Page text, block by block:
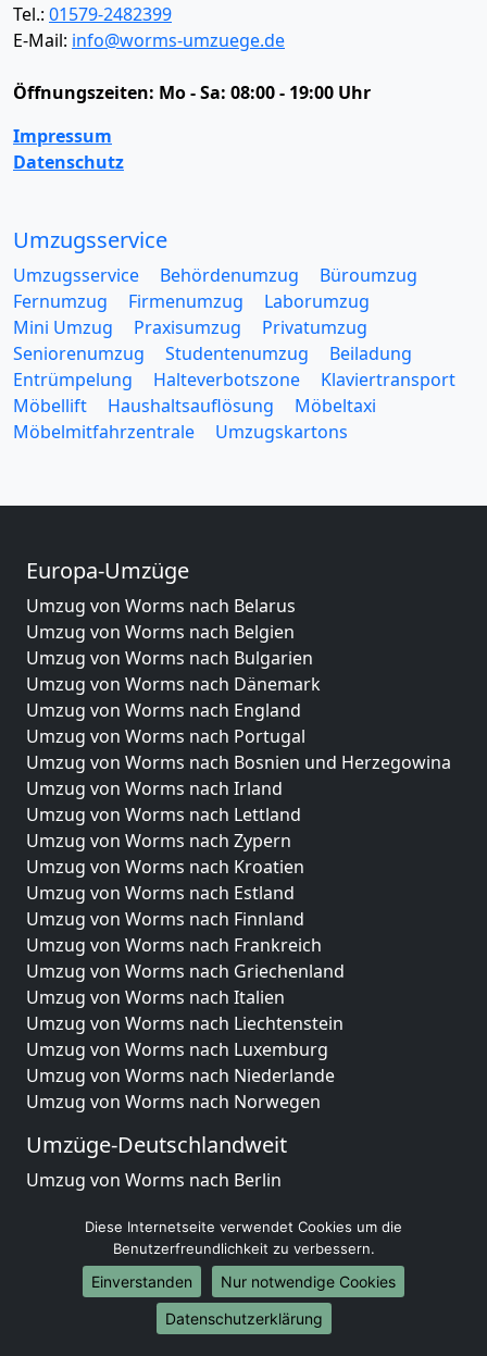
Tel.: 01579-2482399
E-Mail: info@worms-umzuege.de
Öffnungszeiten: Mo - Sa: 08:00 - 19:00 Uhr
Impressum
Datenschutz
Umzugsservice
Umzugsservice Behördenumzug
Büroumzug
Fernumzug
Firmenumzug
Laborumzug
Mini Umzug
Praxisumzug
Privatumzug
Seniorenumzug
Studentenumzug
Beiladung
Entrümpelung
Halteverbotszone
Klaviertransport
Möbellift
Haushaltsauflösung
Möbeltaxi
Möbelmitfahrzentrale
Umzugskartons
Europa-Umzüge
Umzug von Worms nach Belarus
Umzug von Worms nach Belgien
Umzug von Worms nach Bulgarien
Umzug von Worms nach Dänemark
Umzug von Worms nach England
Umzug von Worms nach Portugal
Umzug von Worms nach Bosnien und Herzegowina
Umzug von Worms nach Irland
Umzug von Worms nach Lettland
Umzug von Worms nach Zypern
Umzug von Worms nach Kroatien
Umzug von Worms nach Estland
Umzug von Worms nach Finnland
Umzug von Worms nach Frankreich
Umzug von Worms nach Griechenland
Umzug von Worms nach Italien
Umzug von Worms nach Liechtenstein
Umzug von Worms nach Luxemburg
Umzug von Worms nach Niederlande
Umzug von Worms nach Norwegen
Umzüge-Deutschlandweit
Umzug von Worms nach Berlin
Umzug von Worms nach München
Umzug von Worms nach Köln
Umzug von Worms nach Frankfurt am Main
Umzug von Worms nach Stuttgart
Umzug von Worms nach Düsseldorf
Diese Internetseite verwendet Cookies um die
Benutzerfreundlichkeit zu verbessern.
Einverstanden
Nur notwendige Cookies
Datenschutzerklärung